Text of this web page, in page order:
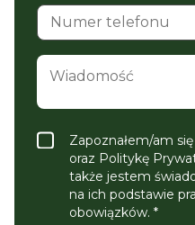
Zapoznałem/am
oraz Politykę
także jestem
na ich podstawie
obowiązków. *